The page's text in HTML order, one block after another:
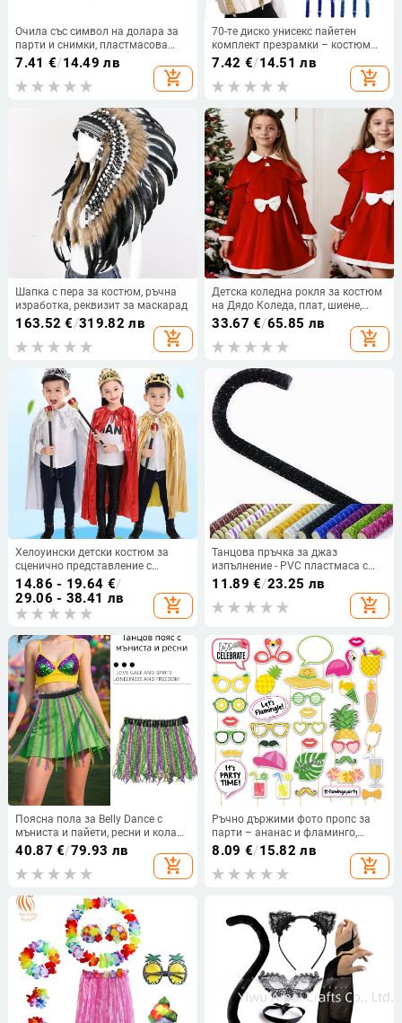
Очила със символ на долара за
парти и снимки, пластмасова
конструкция, полумеханична
изработка, пропс за грим и
облекло, марка Five babies fight
7.41 €/14.49 лв
add_shopping_cart
70-те диско унисекс пайетен
комплект презрамки – костюм
аксесоар, ръчна изработка, плат
7.42 €/14.51 лв
add_shopping_cart
Шапка с пера за костюм, ръчна
изработка, реквизит за маскарад
163.52 €/319.82 лв
add_shopping_cart
Детска коледна рокля за костюм
на Дядо Коледа, плат, шиене,
реквизит за гримиране, готова за
33.67 €/65.85 лв
add_shopping_cart
Хелоуински детски костюм за
сценично представление с
мантия — крал, принц или
принцеса
14.86 - 19.64 €/
29.06 - 38.41 лв
add_shopping_cart
Танцова пръчка за джаз
изпълнение - PVC пластмаса с
лента от onion velvet, ръчна
изработка, възможна
персонализация, подходяща за
фитнес и танцови изпълнения
11.89 €/23.25 лв
add_shopping_cart
Поясна пола за Belly Dance с
мъниста и пайети, ресни и колан
за талия, шита танцова пола
40.87 €/79.93 лв
add_shopping_cart
Ръчно държими фото пропс за
парти – ананас и фламинго,
хартиени бради (Материал:
хартия; Процес: ръчна
изработка; Персонализация: Да;
8.09 €/15.82 лв
add_shopping_cart